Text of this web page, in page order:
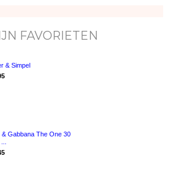
FAVORIETEN
& Simpel
& Gabbana The One 30